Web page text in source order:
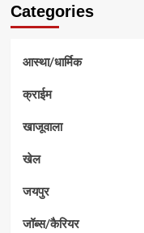
Categories
आस्था/धार्मिक
क्राईम
खाजूवाला
खेल
जयपुर
जॉब्स/कैरियर